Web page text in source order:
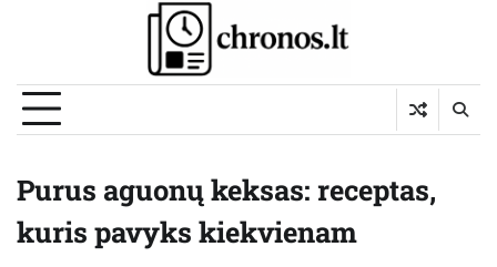
Purus aguonų keksas: receptas,
kuris pavyks kiekvienam